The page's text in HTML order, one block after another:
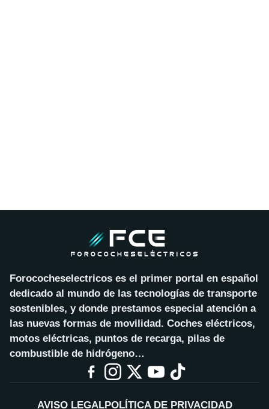
Forococheselectricos es el primer portal en español
dedicado al mundo de las tecnologías de transporte
sostenibles, y donde prestamos especial atención a
las nuevas formas de movilidad. Coches eléctricos,
motos eléctricas, puntos de recarga, pilas de
combustible de hidrógeno…
AVISO LEGALPOLÍTICA DE PRIVACIDAD